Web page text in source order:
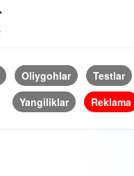
Oliygohlar Testlar
Yangiliklar
Reklama